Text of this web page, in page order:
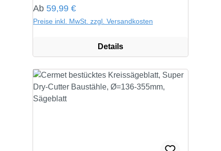
Regulärer Preis:
Ab 59,99 €
Preise inkl. MwSt. zzgl. Versandkosten
Details